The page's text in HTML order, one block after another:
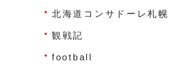
北海道コンサドーレ札幌
観戦記
football